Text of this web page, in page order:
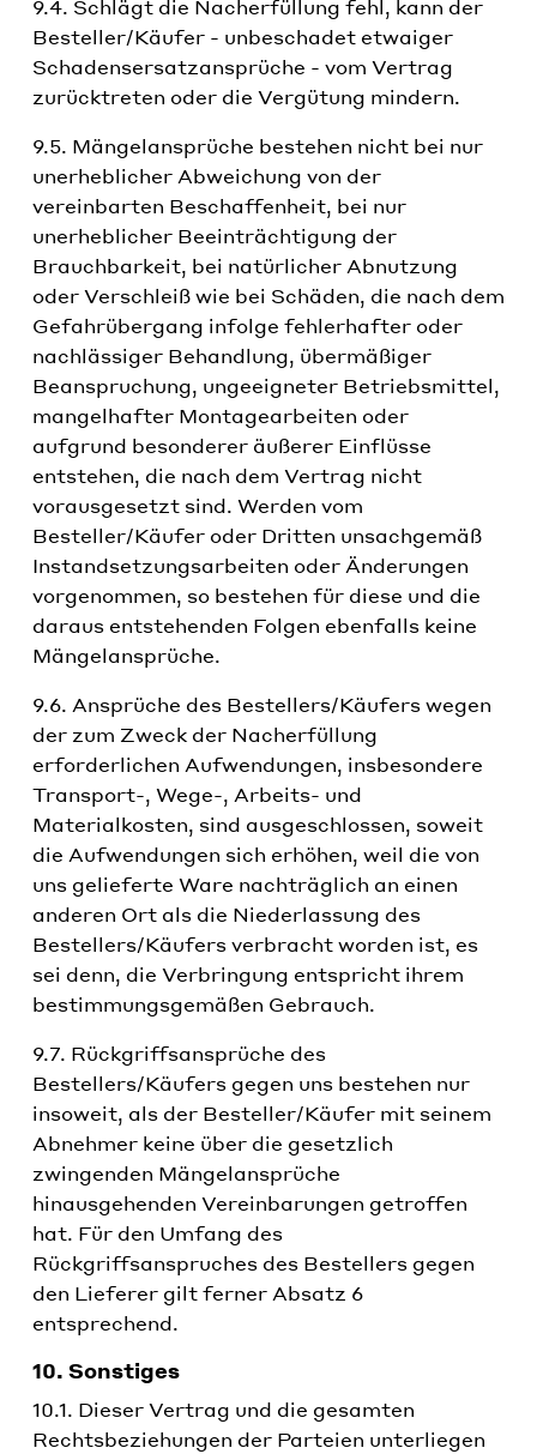
9.4. Schlägt die Nacherfüllung fehl, kann der
Besteller/Käufer - unbeschadet etwaiger
Schadensersatzansprüche - vom Vertrag
zurücktreten oder die Vergütung mindern.
9.5. Mängelansprüche bestehen nicht bei nur
unerheblicher Abweichung von der
vereinbarten Beschaffenheit, bei nur
unerheblicher Beeinträchtigung der
Brauchbarkeit, bei natürlicher Abnutzung
oder Verschleiß wie bei Schäden, die nach dem
Gefahrübergang infolge fehlerhafter oder
nachlässiger Behandlung, übermäßiger
Beanspruchung, ungeeigneter Betriebsmittel,
mangelhafter Montagearbeiten oder
aufgrund besonderer äußerer Einflüsse
entstehen, die nach dem Vertrag nicht
vorausgesetzt sind. Werden vom
Besteller/Käufer oder Dritten unsachgemäß
Instandsetzungsarbeiten oder Änderungen
vorgenommen, so bestehen für diese und die
daraus entstehenden Folgen ebenfalls keine
Mängelansprüche.
9.6. Ansprüche des Bestellers/Käufers wegen
der zum Zweck der Nacherfüllung
erforderlichen Aufwendungen, insbesondere
Transport-, Wege-, Arbeits- und
Materialkosten, sind ausgeschlossen, soweit
die Aufwendungen sich erhöhen, weil die von
uns gelieferte Ware nachträglich an einen
anderen Ort als die Niederlassung des
Bestellers/Käufers verbracht worden ist, es
sei denn, die Verbringung entspricht ihrem
bestimmungsgemäßen Gebrauch.
9.7. Rückgriffsansprüche des
Bestellers/Käufers gegen uns bestehen nur
insoweit, als der Besteller/Käufer mit seinem
Abnehmer keine über die gesetzlich
zwingenden Mängelansprüche
hinausgehenden Vereinbarungen getroffen
hat. Für den Umfang des
Rückgriffsanspruches des Bestellers gegen
den Lieferer gilt ferner Absatz 6
entsprechend.
10. Sonstiges
10.1. Dieser Vertrag und die gesamten
Rechtsbeziehungen der Parteien unterliegen